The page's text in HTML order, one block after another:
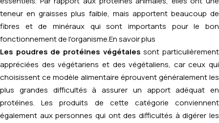
teneur en graisses plus faible, mais apportent beaucoup de
fibres et de minéraux qui sont importants pour le bon
fonctionnement de l'organisme. En savoir plus
Les poudres de protéines végétales sont particulièrement
appréciées des végétariens et des végétaliens, car ceux qui
choisissent ce modèle alimentaire éprouvent généralement les
plus grandes difficultés à assurer un apport adéquat en
protéines. Les produits de cette catégorie conviennent
également aux personnes qui ont des difficultés à digérer les